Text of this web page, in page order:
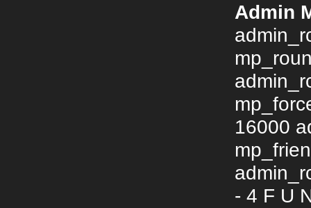
Admin
16000
- 4 F U